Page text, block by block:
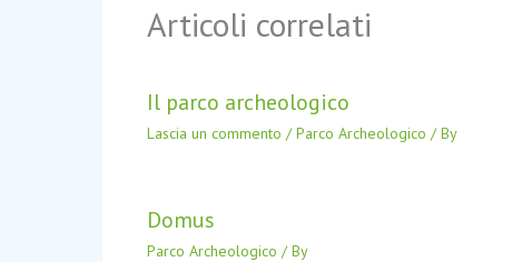
Articoli correlati
Il parco archeologico
Lascia un commento /Parco Archeologico / By
Domus
Parco Archeologico / By